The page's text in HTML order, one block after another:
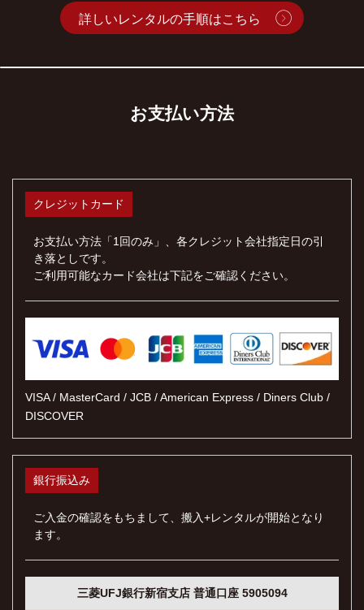
詳しいレンタルの手順はこちら
お支払い方法
クレジットカード
お支払い方法「1回のみ」、各クレジット会社指定日の引
き落としです。
ご利用可能なカード会社は下記をご確認ください。
VISA / MasterCard / JCB / American Express / Diners Club /
DISCOVER
銀行振込み
ご入金の確認をもちまして、搬入+レンタルが開始となり
ます。
三菱UFJ銀行新宿支店 普通口座 5905094